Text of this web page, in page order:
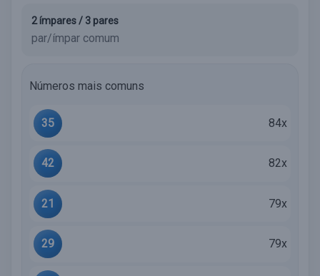
2 ímpares / 3 pares
par/ímpar comum
Números mais comuns
35 84x
42 82x
21 79x
29 79x